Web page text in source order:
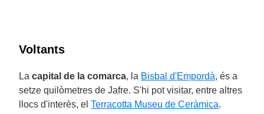
Voltants
La capital de la comarca, la Bisbal d'Empordà, és a
setze quilòmetres de Jafre. S'hi pot visitar, entre altres
llocs d'interès, el Terracotta Museu de Ceràmica.